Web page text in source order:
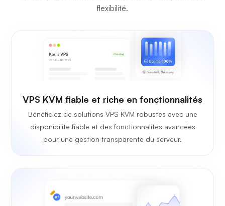
flexibilité.
VPS KVM fiable et riche en fonctionnalités
Bénéficiez de solutions VPS KVM robustes avec une
disponibilité fiable et des fonctionnalités avancées
pour une gestion transparente du serveur.